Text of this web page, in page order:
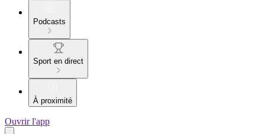
Podcasts
Sport en direct
À proximité
Ouvrir l'app